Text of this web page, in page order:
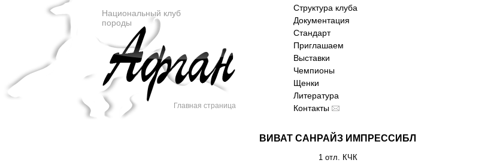
Национальный клуб
породы
Главная страница
Структура клуба
Документация
Стандарт
Приглашаем
Выставки
Чемпионы
Щенки
Литература
Контакты
ВИВАТ САНРАЙЗ ИМПРЕССИБЛ
1 отл. КЧК